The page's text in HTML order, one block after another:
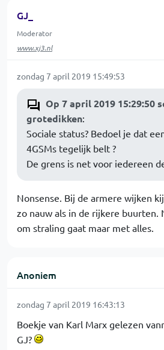
GJ_
Moderator
www.xj3.nl
zondag 7 april 2019 15:49:53
Op 7 april 2019 15:29:50
grotedikken:
Sociale status? Bedoel je dat
4GSMs tegelijk belt ?
De grens is net voor iedereen
Nonsense. Bij de armere wijken
zo nauw als in de rijkere buurten.
om straling gaat maar met alles.
Anoniem
zondag 7 april 2019 16:43:13
Boekje van Karl Marx gelezen
GJ?